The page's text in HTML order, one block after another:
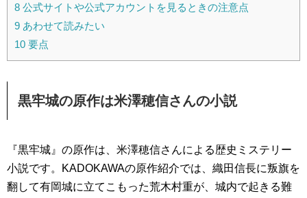
8 公式サイトや公式アカウントを見るときの注意点
9 あわせて読みたい
10 要点
黒牢城の原作は米澤穂信さんの小説
『黒牢城』の原作は、米澤穂信さんによる歴史ミステリー
小説です。KADOKAWAの原作紹介では、織田信長に叛旗を
翻して有岡城に立てこもった荒木村重が、城内で起きる難